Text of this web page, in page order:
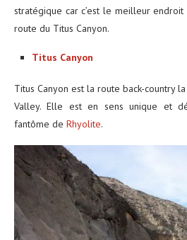
stratégique car c’est le meilleur
route du Titus Canyon.
Titus Canyon
Titus Canyon est la route back-country
Valley. Elle est en sens unique et
fantôme de Rhyolite.